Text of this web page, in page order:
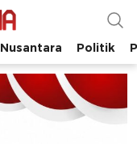
Nusantara Politik